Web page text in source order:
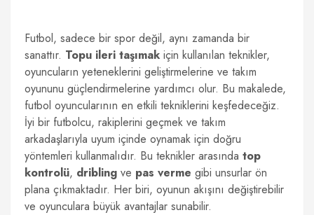
Futbol, sadece bir spor değil, aynı zamanda bir
sanattır. Topu ileri taşımak için kullanılan teknikler,
oyuncuların yeteneklerini geliştirmelerine ve takım
oyununu güçlendirmelerine yardımcı olur. Bu makalede,
futbol oyuncularının en etkili tekniklerini keşfedeceğiz.
İyi bir futbolcu, rakiplerini geçmek ve takım
arkadaşlarıyla uyum içinde oynamak için doğru
yöntemleri kullanmalıdır. Bu teknikler arasında top
kontrolü, dribling ve pas verme gibi unsurlar ön
plana çıkmaktadır. Her biri, oyunun akışını değiştirebilir
ve oyunculara büyük avantajlar sunabilir.